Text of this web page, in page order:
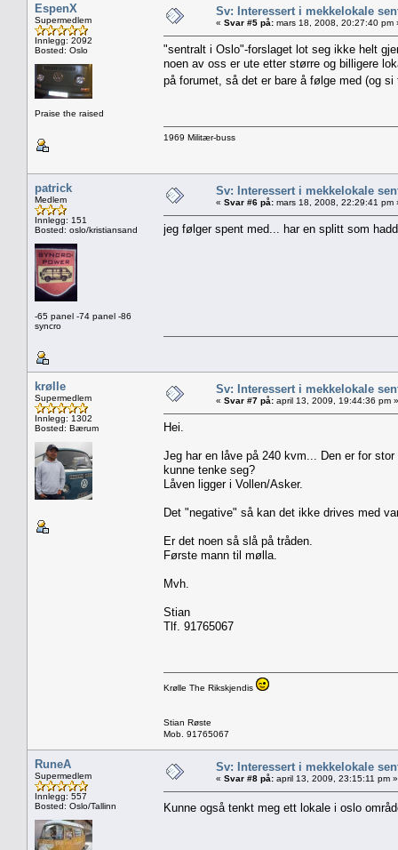
EspenX
Supermedlem
Innlegg: 2092
Bosted: Oslo
Praise the raised
Sv: Interessert i mekkelokale
« Svar #5 på: mars 18, 2008, 20:27:40 pm
"sentralt i Oslo"-forslaget lot seg ikke helt
noen av oss er ute etter større og billigere
på forumet, så det er bare å følge med (og
1969 Militær-buss
patrick
Medlem
Innlegg: 151
Bosted: oslo/kristiansand
-65 panel -74 panel -86
syncro
Sv: Interessert i mekkelokale
« Svar #6 på: mars 18, 2008, 22:29:41 pm
jeg følger spent med... har en splitt som
krølle
Supermedlem
Innlegg: 1302
Bosted: Bærum
Sv: Interessert i mekkelokale
« Svar #7 på: april 13, 2009, 19:44:36 pm »
Hei.
Jeg har en låve på 240 kvm... Den er for
kunne tenke seg?
Låven ligger i Vollen/Asker.
Det "negative" så kan det ikke drives med
Er det noen så slå på tråden.
Første mann til mølla.
Mvh.
Stian
Tlf. 91765067
Krølle The Rikskjendis
Stian Røste
Mob. 91765067
RuneA
Supermedlem
Innlegg: 557
Bosted: Oslo/Tallinn
Sv: Interessert i mekkelokale
« Svar #8 på: april 13, 2009, 23:15:11 pm »
Kunne også tenkt meg ett lokale i oslo